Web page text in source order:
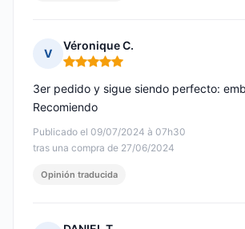
V
Véronique C.
Nota: 5 de 5
Publicado el 09/07/2024 à 07h30
tras una compra de 27/06/2024
3er pedido y sigue siendo perfecto:
Recomiendo
Opinión traducida